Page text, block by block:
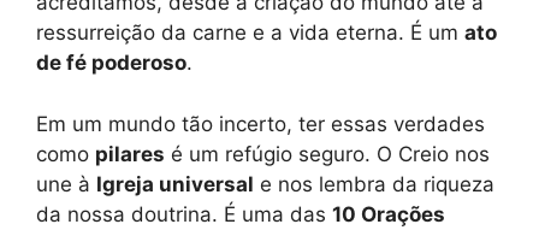
ressurreição da carne e a vida eterna. É um ato
de fé poderoso.
Em um mundo tão incerto, ter essas verdades
como pilares é um refúgio seguro. O Creio nos
une à Igreja universal e nos lembra da riqueza
da nossa doutrina. É uma das 10 Orações